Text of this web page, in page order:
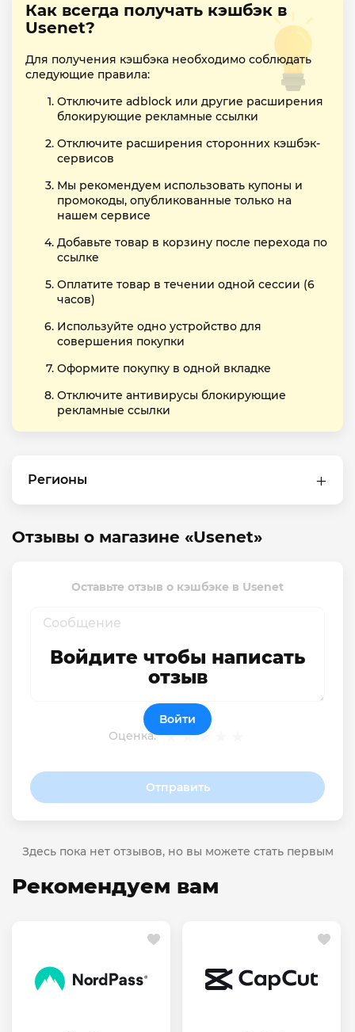
Как всегда получать кэшбэк в
Usenet?
Для получения кэшбэка необходимо соблюдать
следующие правила:
Отключите adblock или другие расширения
блокирующие рекламные ссылки
Отключите расширения сторонних кэшбэк-
сервисов
Мы рекомендуем использовать купоны и
промокоды, опубликованные только на
нашем сервисе
Добавьте товар в корзину после перехода по
ссылке
Оплатите товар в течении одной сессии (6
часов)
Используйте одно устройство для
совершения покупки
Оформите покупку в одной вкладке
Отключите антивирусы блокирующие
рекламные ссылки
Регионы
Отзывы о магазине «Usenet»
Оставьте отзыв о кэшбэке в Usenet
Оценка:
Отправить
Войдите чтобы написать
отзыв
Войти
Здесь пока нет отзывов, но вы можете стать первым
Рекомендуем вам